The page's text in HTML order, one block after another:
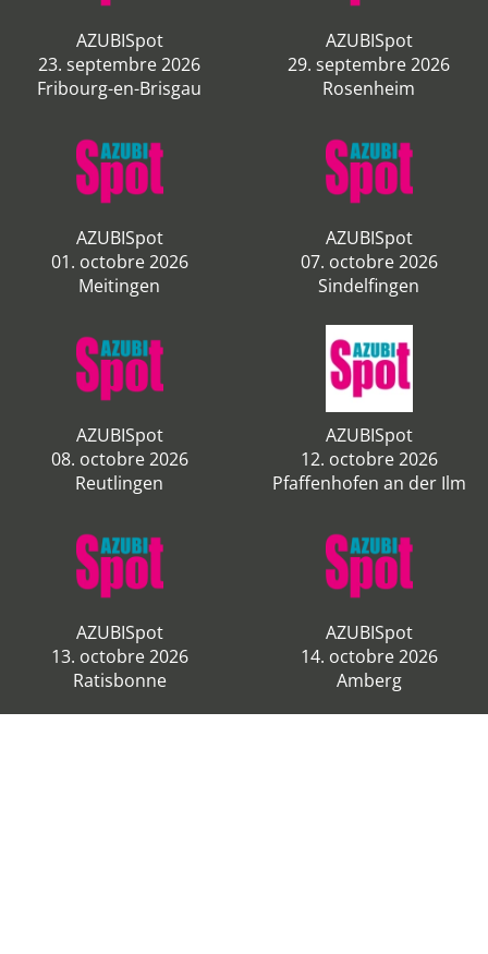
AZUBISpot
23. septembre 2026
Fribourg-en-Brisgau
AZUBISpot
29. septembre 2026
Rosenheim
AZUBISpot
01. octobre 2026
Meitingen
AZUBISpot
07. octobre 2026
Sindelfingen
AZUBISpot
08. octobre 2026
Reutlingen
AZUBISpot
12. octobre 2026
Pfaffenhofen an der Ilm
AZUBISpot
13. octobre 2026
Ratisbonne
AZUBISpot
14. octobre 2026
Amberg